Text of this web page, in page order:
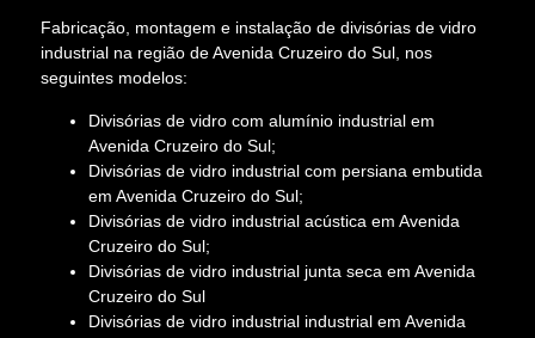
Fabricação, montagem e instalação de divisórias de vidro
industrial na região de Avenida Cruzeiro do Sul, nos
seguintes modelos:
Divisórias de vidro com alumínio industrial em
Avenida Cruzeiro do Sul;
Divisórias de vidro industrial com persiana embutida
em Avenida Cruzeiro do Sul;
Divisórias de vidro industrial acústica em Avenida
Cruzeiro do Sul;
Divisórias de vidro industrial junta seca em Avenida
Cruzeiro do Sul
Divisórias de vidro industrial industrial em Avenida